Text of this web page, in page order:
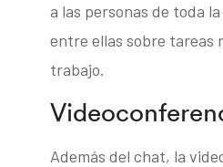
a las personas de toda
entre ellas sobre tareas
trabajo.
Además del chat, la